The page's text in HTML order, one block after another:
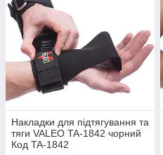
Накладки для підтягування та
тяги VALEO TA-1842 чорний
Код TA-1842